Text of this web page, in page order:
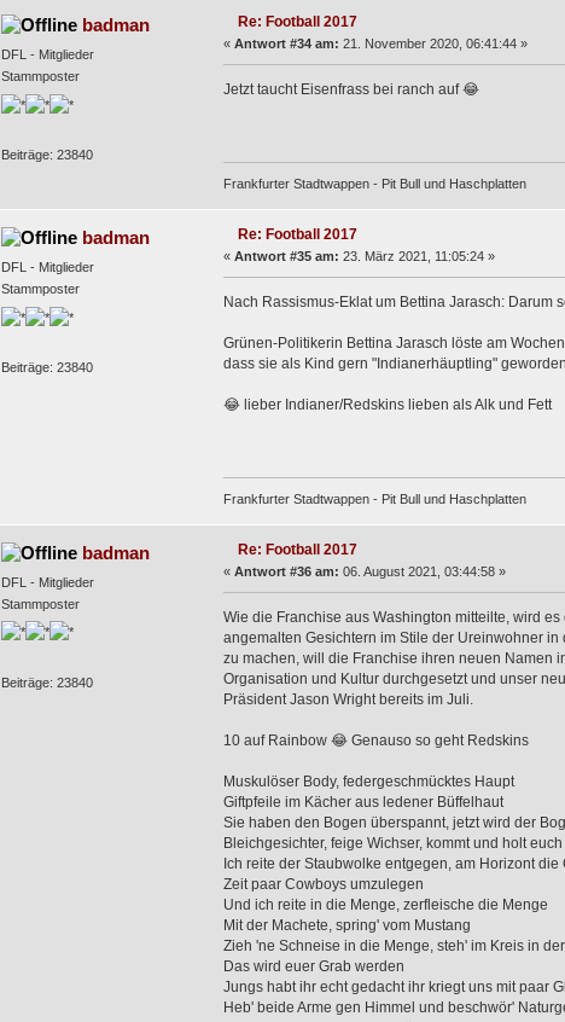
badman
DFL - Mitglieder
Stammposter
Beiträge: 23840
Re: Football 2017
« Antwort #34 am: 21. November 2020, 06:41:44 »
Jetzt taucht Eisenfrass bei ranch auf 😂
Frankfurter Stadtwappen - Pit Bull und Haschplatten
badman
DFL - Mitglieder
Stammposter
Beiträge: 23840
Re: Football 2017
« Antwort #35 am: 23. März 2021, 11:05:24 »
Nach Rassismus-Eklat um Bettina Jarasch: Darum
Grünen-Politikerin Bettina Jarasch löste am
dass sie als Kind gern "Indianerhäuptling"
😂 lieber Indianer/Redskins lieben als Alk und Fett
Frankfurter Stadtwappen - Pit Bull und Haschplatten
badman
DFL - Mitglieder
Stammposter
Beiträge: 23840
Re: Football 2017
« Antwort #36 am: 06. August 2021, 03:44:58 »
Wie die Franchise aus Washington mitteilte, wird
angemalten Gesichtern im Stile der Ureinwohner
zu machen, will die Franchise ihren neuen Namen
Organisation und Kultur durchgesetzt und unser
Präsident Jason Wright bereits im Juli.
10 auf Rainbow 😂 Genauso so geht Redskins
Muskulöser Body, federgeschmücktes Haupt
Giftpfeile im Kächer aus ledener Büffelhaut
Sie haben den Bogen überspannt, jetzt wird der
Bleichgesichter, feige Wichser, kommt und holt
Ich reite der Staubwolke entgegen, am Horizont die
Zeit paar Cowboys umzulegen
Und ich reite in die Menge, zerfleische die Menge
Mit der Machete, spring' vom Mustang
Zieh 'ne Schneise in die Menge, steh' im Kreis in
Das wird euer Grab werden
Jungs habt ihr echt gedacht ihr kriegt uns mit paar
Heb' beide Arme gen Himmel und beschwör'